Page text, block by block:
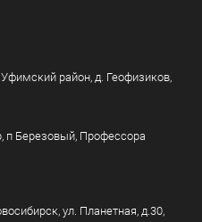
район, д. Геофизиков,
п Березовый, Профессора
ул. Планетная, д.30,